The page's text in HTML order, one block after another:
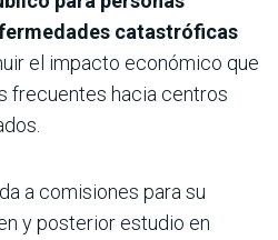
catastróficas
el impacto económico que
frecuentes hacia centros
a comisiones para su
y posterior estudio en